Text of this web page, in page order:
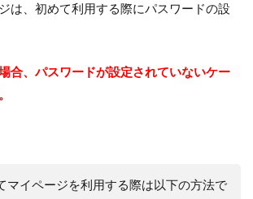
は、初めて利用する際にパスワードの設
合、パスワードが設定されていないケー
マイページを利用する際は以下の方法で